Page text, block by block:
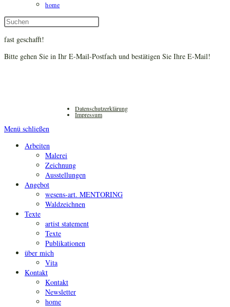
home
Diese
Website
durchsuchen
Press
the
fast geschafft!
Bitte gehen Sie in Ihr E-Mail-Postfach und bestätigen Sie Ihre E-Mail!
Datenschutzerklärung
Impressum
Menü schließen
Arbeiten
Malerei
Zeichnung
Ausstellungen
Angebot
wesens-art. MENTORING
Waldzeichnen
Texte
artist statement
Texte
Publikationen
über mich
Vita
Kontakt
Kontakt
Newsletter
home